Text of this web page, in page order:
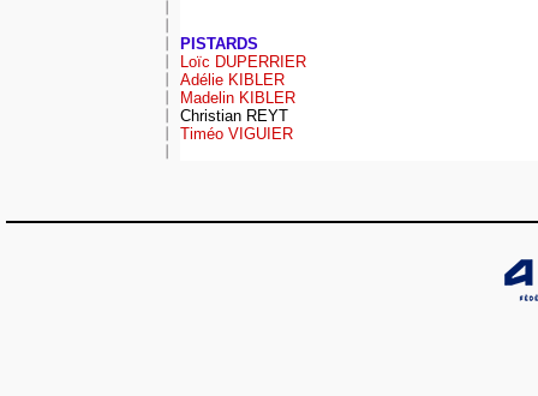
PISTARDS
Loïc DUPERRIER
Adélie KIBLER
Madelin KIBLER
Christian REYT
Timéo VIGUIER